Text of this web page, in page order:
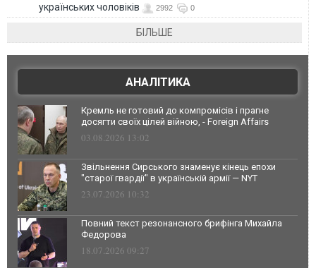
українських чоловіків
2992 0
БІЛЬШЕ
АНАЛІТИКА
Кремль не готовий до компромісів і прагне
досягти своїх цілей війною, - Foreign Affairs
03.08.2026 13:02
Звільнення Сирського знаменує кінець епохи
"старої гвардії" в українській армії — NYT
23.07.2026 10:32
Повний текст резонансного брифінга Михайла
Федорова
18.07.2026 09:27